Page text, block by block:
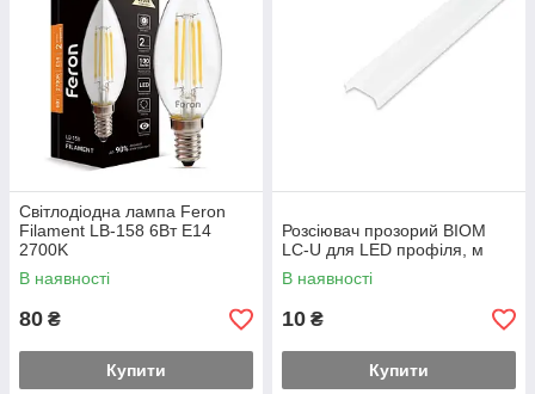
Світлодіодна лампа Feron
Filament LB-158 6Вт E14
2700K
В наявності
80 ₴
Купити
Розсiювач прозорий BIOM
LC-U для LED профiля, м
В наявності
10 ₴
Купити